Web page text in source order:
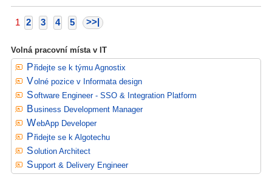
1 2 3 4 5 >>|
Volná pracovní místa v IT
Přidejte se k týmu Agnostix
Volné pozice v Informata design
Software Engineer - SSO & Integration Platform
Business Development Manager
WebApp Developer
Přidejte se k Algotechu
Solution Architect
Support & Delivery Engineer